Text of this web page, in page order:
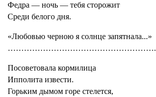
Федра — ночь — тебя сторожит
Среди белого дня.
«Любовью черною я солнце запятнала...»
……………………………………………….
Посоветовала кормилица
Ипполита извести.
Горьким дымом горе стелется,